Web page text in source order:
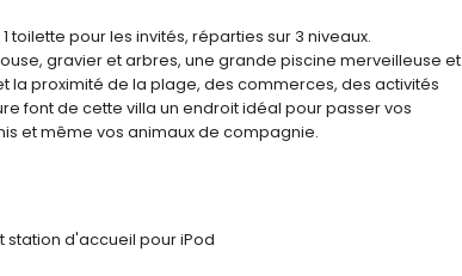
toilette pour les invités, réparties sur 3 niveaux.
gravier et arbres, une grande piscine merveilleuse et
la proximité de la plage, des commerces, des activités
font de cette villa un endroit idéal pour passer vos
et même vos animaux de compagnie.
station d'accueil pour iPod